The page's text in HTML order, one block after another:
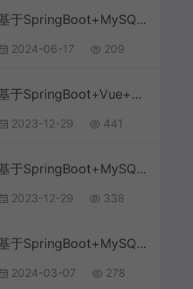
基于SpringBoot+MySQL+Vue.js的文化线上体验馆系统(附论文)
2024-06-17 209
基于SpringBoot+Vue+MySQL前后端分离的学生教务系统(附文档)
2023-12-29 441
基于SpringBoot+MySQL+Vue前后端分离的旅游推荐系统(附论文)
2023-12-29 338
基于SpringBoot+MySQL+Vue.js的人才管理系统(附论文)
2024-03-07 278